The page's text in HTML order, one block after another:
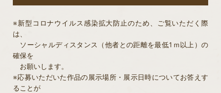
※新型コロナウイルス感染拡大防止のため、ご覧いただく際
は、
ソーシャルディスタンス（他者との距離を最低1ｍ以上）の
確保を
お願いします。
※応募いただいた作品の展示場所・展示日時についてお答えす
ることが